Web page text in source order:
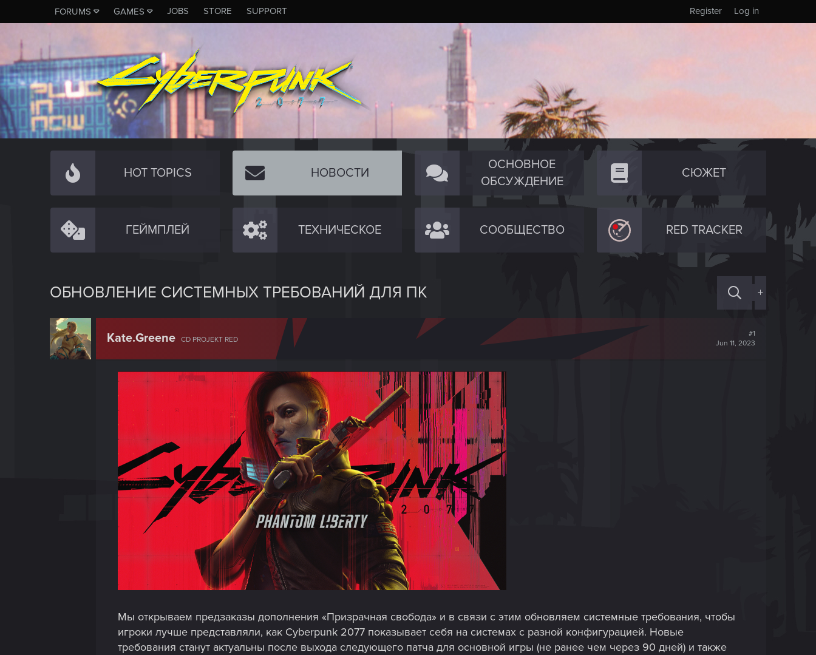
FORUMS GAMES JOBS STORE SUPPORT Log in
Register
HOT TOPICS НОВОСТИ
ОСНОВНОЕ
ОБСУЖДЕНИЕ
СЮЖЕТ
ГЕЙМПЛЕЙ ТЕХНИЧЕСКОЕ СООБЩЕСТВО RED TRACKER
ОБНОВЛЕНИЕ СИСТЕМНЫХ ТРЕБОВАНИЙ ДЛЯ ПК +
Kate.Greene CD PROJEKT RED
#1
Jun 11, 2023
Мы открываем предзаказы дополнения «Призрачная свобода» и в связи с этим обновляем системные требования, чтобы
игроки лучше представляли, как Cyberpunk 2077 показывает себя на системах с разной конфигурацией. Новые
требования станут актуальны после выхода следующего патча для основной игры (не ранее чем через 90 дней) и также